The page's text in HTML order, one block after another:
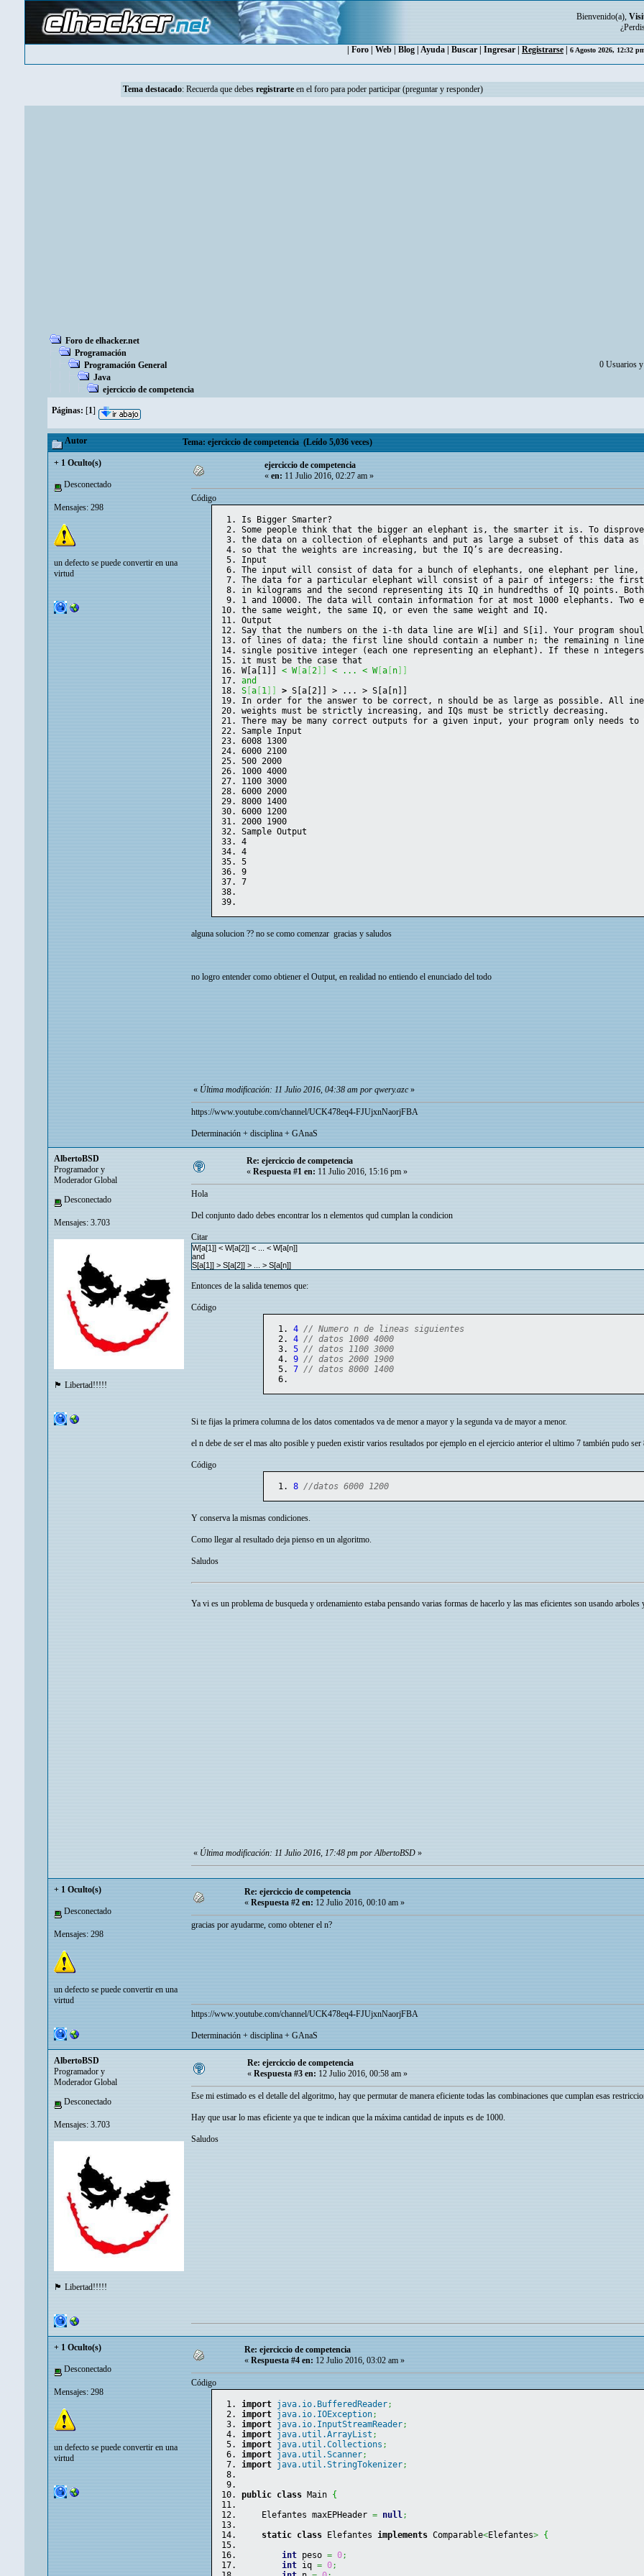
Bienvenido(a),
Foro Web Blog Ayuda Buscar Ingresar Registrarse 6 Agosto 2026, 12:32
Tema destacado: Recuerda que debes registrarte en el foro para poder participar (preguntar y responder)
Foro de elhacker.net
Programación
Programación General
Java
ejerciccio de competencia
0 Usuarios y
Páginas: [1]
Autor Tema: ejerciccio de competencia (Leído 5,036 veces)
+ 1 Oculto(s)
Desconectado
Mensajes: 298
un defecto se puede convertir en una
virtud
ejerciccio de competencia
«en:11 Julio 2016, 02:27 am »
Código
Is Bigger Smarter?
Some people think that the bigger an elephant is, the smarter it is. To
the data on a collection of elephants and put as large a subset of this data as
so that the weights are increasing, but the IQ’s are decreasing.
Input
The input will consist of data for a bunch of elephants, one elephant per
The data for a particular elephant will consist of a pair of integers: the
in kilograms and the second representing its IQ in hundredths of IQ points.
1 and 10000. The data will contain information for at most 1000 elephants. Two
the same weight, the same IQ, or even the same weight and IQ.
Output
Say that the numbers on the i-th data line are W[i] and S[i]. Your program
of lines of data; the first line should contain a number n; the remaining n
single positive integer (each one representing an elephant). If these n
it must be the case that
W[a[1]] < W[a [2 < ... < W[a n
and
S [a 1 > S[a[2]] > ... > S[a[n]]
In order for the answer to be correct, n should be as large as possible. All
weights must be strictly increasing, and IQs must be strictly decreasing.
There may be many correct outputs for a given input, your program only needs
Sample Input
6008 1300
6000 2100
500 2000
1000 4000
1100 3000
6000 2000
8000 1400
6000 1200
2000 1900
Sample Output
4
4
5
9
7
alguna solucion ?? no se como comenzar gracias y saludos
no logro entender como obtiener el Output, en realidad no entiendo el enunciado del todo
«Última modificación: 11 Julio 2016, 04:38 am por qwery.azc»
https://www.youtube.com/channel/UCK478eq4-FJUjxnNaorjFBA
Determinación + disciplina + GAnaS
AlbertoBSD
Programador y
Moderador Global
Desconectado
Mensajes: 3.703
🏴 Libertad!!!!!
Re: ejerciccio de competencia
« Respuesta #1 en: 11 Julio 2016, 15:16 pm »
Hola
Del conjunto dado debes encontrar los n elementos qud cumplan la condicion
Citar
W[a[1]] < W[a[2]] < ... < W[a[n]]
and
S[a[1]] > S[a[2]] > ... > S[a[n]]
Entonces de la salida tenemos que:
Código
4
// Numero n de lineas siguientes
4
// datos 1000 4000
5
// datos 1100 3000
9
// datos 2000 1900
7
// datos 8000 1400
Si te fijas la primera columna de los datos comentados va de menor a mayor y la segunda va de mayor a menor.
el n debe de ser el mas alto posible y pueden existir varios resultados por ejemplo en el ejercicio anterior el ultimo 7 también pudo ser
Código
8 //datos 6000 1200
Y conserva la mismas condiciones.
Como llegar al resultado deja pienso en un algoritmo.
Saludos
Ya vi es un problema de busqueda y ordenamiento estaba pensando varias formas de hacerlo y las mas eficientes son usando
« Última modificación: 11 Julio 2016, 17:48 pm por AlbertoBSD »
+ 1 Oculto(s)
Desconectado
Mensajes: 298
un defecto se puede convertir en una
virtud
Re: ejerciccio de competencia
«Respuesta #2 en:12 Julio 2016, 00:10 am »
gracias por ayudarme, como obtener el n?
https://www.youtube.com/channel/UCK478eq4-FJUjxnNaorjFBA
Determinación + disciplina + GAnaS
AlbertoBSD
Programador y
Moderador Global
Desconectado
Mensajes: 3.703
🏴 Libertad!!!!!
Re: ejerciccio de competencia
« Respuesta #3 en: 12 Julio 2016, 00:58 am »
Ese mi estimado es el detalle del algoritmo, hay que permutar de manera eficiente todas las combinaciones que cumplan esas
Hay que usar lo mas eficiente ya que te indican que la máxima cantidad de inputs es de 1000.
Saludos
+ 1 Oculto(s)
Desconectado
Mensajes: 298
un defecto se puede convertir en una
virtud
Re: ejerciccio de competencia
«Respuesta #4 en:12 Julio 2016, 03:02 am »
Código
import java.io.BufferedReader;
import java.io.IOException;
import java.io.InputStreamReader;
import java.util.ArrayList ;
import java.util.Collections ;
import java.util.Scanner;
import java.util.StringTokenizer;
public class Main {
Elefantes maxEPHeader = null;
static class Elefantes implements Comparable<Elefantes> {
int peso = 0;
int iq = 0;